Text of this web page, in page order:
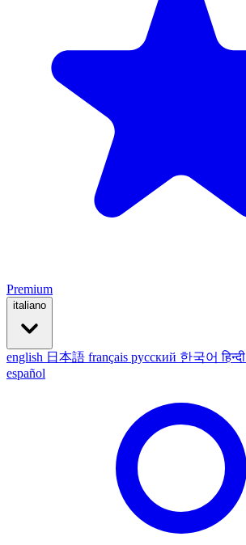
Premium
italiano
english 日本語 français русский 한국어हिन्दी
español